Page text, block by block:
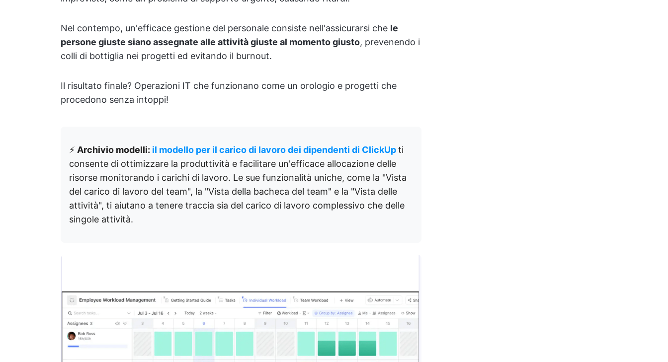
Nel contempo, un'efficace gestione del personale consiste nell'assicurarsi che le
persone giuste siano assegnate alle attività giuste al momento giusto, prevenendo i
colli di bottiglia nei progetti ed evitando il burnout.
Il risultato finale? Operazioni IT che funzionano come un orologio e progetti che
procedono senza intoppi!
⚡️ Archivio modelli: il modello per il carico di lavoro dei dipendenti di ClickUpti
consente di ottimizzare la produttività e facilitare un'efficace allocazione delle
risorse monitorando i carichi di lavoro. Le sue funzionalità uniche, come la "Vista
del carico di lavoro del team", la "Vista della bacheca del team" e la "Vista delle
attività", ti aiutano a tenere traccia sia del carico di lavoro complessivo che delle
singole attività.